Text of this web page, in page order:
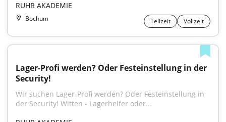
RUHR AKADEMIE
Bochum Teilzeit Vollzeit
Lager-Profi werden? Oder Festeinstellung in der
Security!
Wir suchen Lager-Profi werden? Oder Festeinstellung in
der Security! Witten - Lagerhelfer oder...